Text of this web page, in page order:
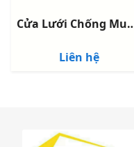
Cửa Lưới Chống Muỗi
Liên hệ